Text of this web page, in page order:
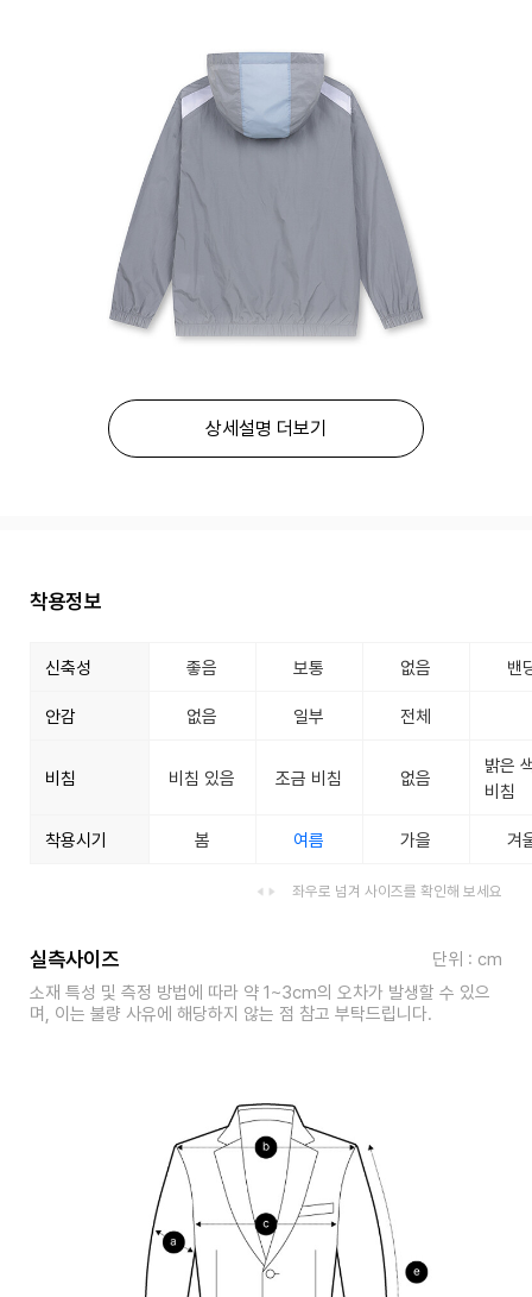
상세설명 더보기
착용정보
신축성 좋음 보통 없음 밴
안감 없음 일부 전체
비침 비침 있음 조금 비침 없음
밝은
비침
착용시기 봄 여름 가을 겨
좌우로 넘겨 사이즈를 확인해 보세요
실측사이즈
단위 : cm
소재 특성 및 측정 방법에 따라 약 1~3cm의 오차가 발생할 수 있으
며, 이는 불량 사유에 해당하지 않는 점 참고 부탁드립니다.